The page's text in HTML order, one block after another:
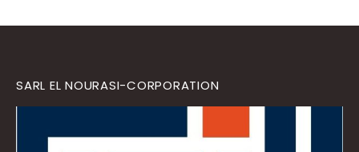
SARL EL NOURASI-CORPORATION